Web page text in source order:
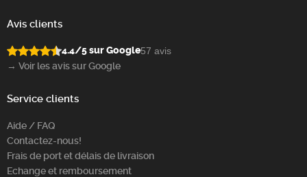
Avis clients
4.4/5 sur Google57 avis
→ Voir les avis sur Google
Service clients
Aide / FAQ
Contactez-nous!
Frais de port et délais de livraison
Echange et remboursement